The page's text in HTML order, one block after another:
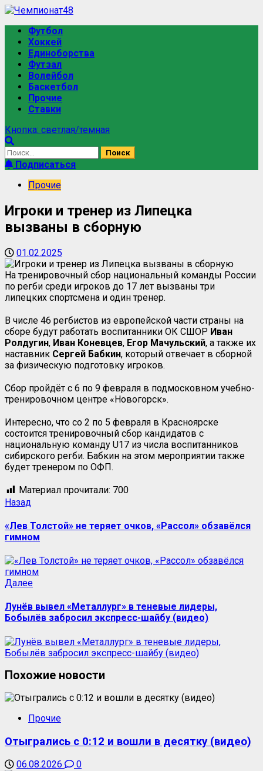
Перейти
содержимому
Основное
меню
Футбол
Хоккей
Единоборства
Футзал
Волейбол
Баскетбол
Прочие
Ставки
Кнопка: светлая/темная
Найти:
Подписаться
Прочие
Игроки и тренер из Липецка
вызваны в сборную
01.02.2025
На тренировочный сбор национальный команды России
по регби среди игроков до 17 лет вызваны три
липецких спортсмена и один тренер.
В числе 46 регбистов из европейской части страны на
сборе будут работать воспитанники ОК СШОР Иван
Ролдугин, Иван Коневцев, Егор Мачульский, а также их
наставник Сергей Бабкин, который отвечает в сборной
за физическую подготовку игроков.
Сбор пройдёт с 6 по 9 февраля в подмосковном учебно-
тренировочном центре «Новогорск».
Интересно, что со 2 по 5 февраля в Красноярске
состоится тренировочный сбор кандидатов с
национальную команду U17 из числа воспитанников
сибирского регби. Бабкин на этом мероприятии также
будет тренером по ОФП.
Материал прочитали: 700
Навигация
записи
Назад
«Лев Толстой» не теряет очков, «Рассол» обзавёлся
гимном
ДалееСледующая
Лунёв вывел «Металлург» в теневые лидеры,
Бобылёв забросил экспресс-шайбу (видео)
Похожие новости
Прочие
Отыгрались с 0:12 и вошли в десятку (видео)
06.08.2026 0